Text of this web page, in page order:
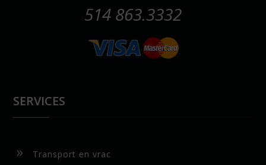
514 863.3332
SERVICES
9 Transport en vrac